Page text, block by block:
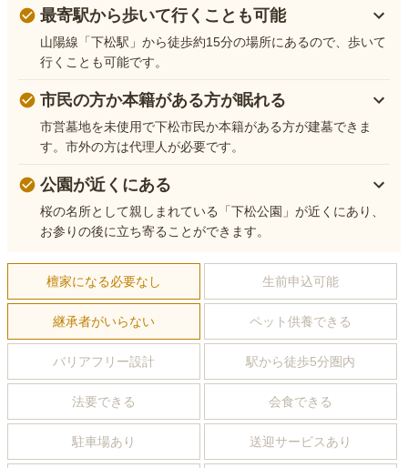
最寄駅から歩いて行くことも可能
山陽線「下松駅」から徒歩約15分の場所にあるので、歩いて
行くことも可能です。
市民の方か本籍がある方が眠れる
市営墓地を未使用で下松市民か本籍がある方が建墓できま
す。市外の方は代理人が必要です。
公園が近くにある
桜の名所として親しまれている「下松公園」が近くにあり、
お参りの後に立ち寄ることができます。
檀家になる必要なし 生前申込可能
継承者がいらない ペット供養できる
バリアフリー設計 駅から徒歩5分圏内
法要できる 会食できる
駐車場あり 送迎サービスあり